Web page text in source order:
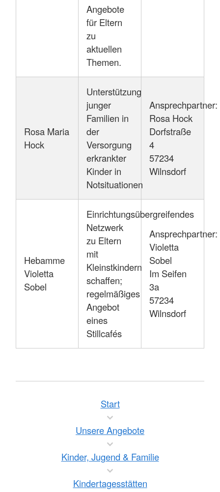
Angebote
für Eltern
zu
aktuellen
Themen.
Rosa Maria
Hock
Unterstützung
junger
Familien in
der
Versorgung
erkrankter
Kinder in
Notsituationen
Ansprechpartner:
Rosa Hock
Dorfstraße
4
57234
Wilnsdorf
Hebamme
Violetta
Sobel
Einrichtungsübergreifendes
Netzwerk
zu Eltern
mit
Kleinstkindern
schaffen;
regelmäßiges
Angebot
eines
Stillcafés
Ansprechpartner:
Violetta
Sobel
Im Seifen
3a
57234
Wilnsdorf
Start
Unsere Angebote
Kinder, Jugend & Familie
Kindertagesstätten